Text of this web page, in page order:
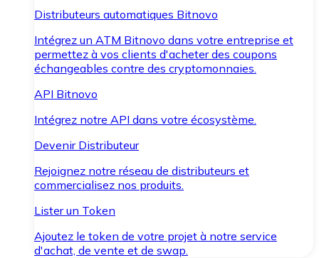
Distributeurs automatiques Bitnovo
Intégrez un ATM Bitnovo dans votre entreprise et
permettez à vos clients d'acheter des coupons
échangeables contre des cryptomonnaies.
API Bitnovo
Intégrez notre API dans votre écosystème.
Devenir Distributeur
Rejoignez notre réseau de distributeurs et
commercialisez nos produits.
Lister un Token
Ajoutez le token de votre projet à notre service
d'achat, de vente et de swap.